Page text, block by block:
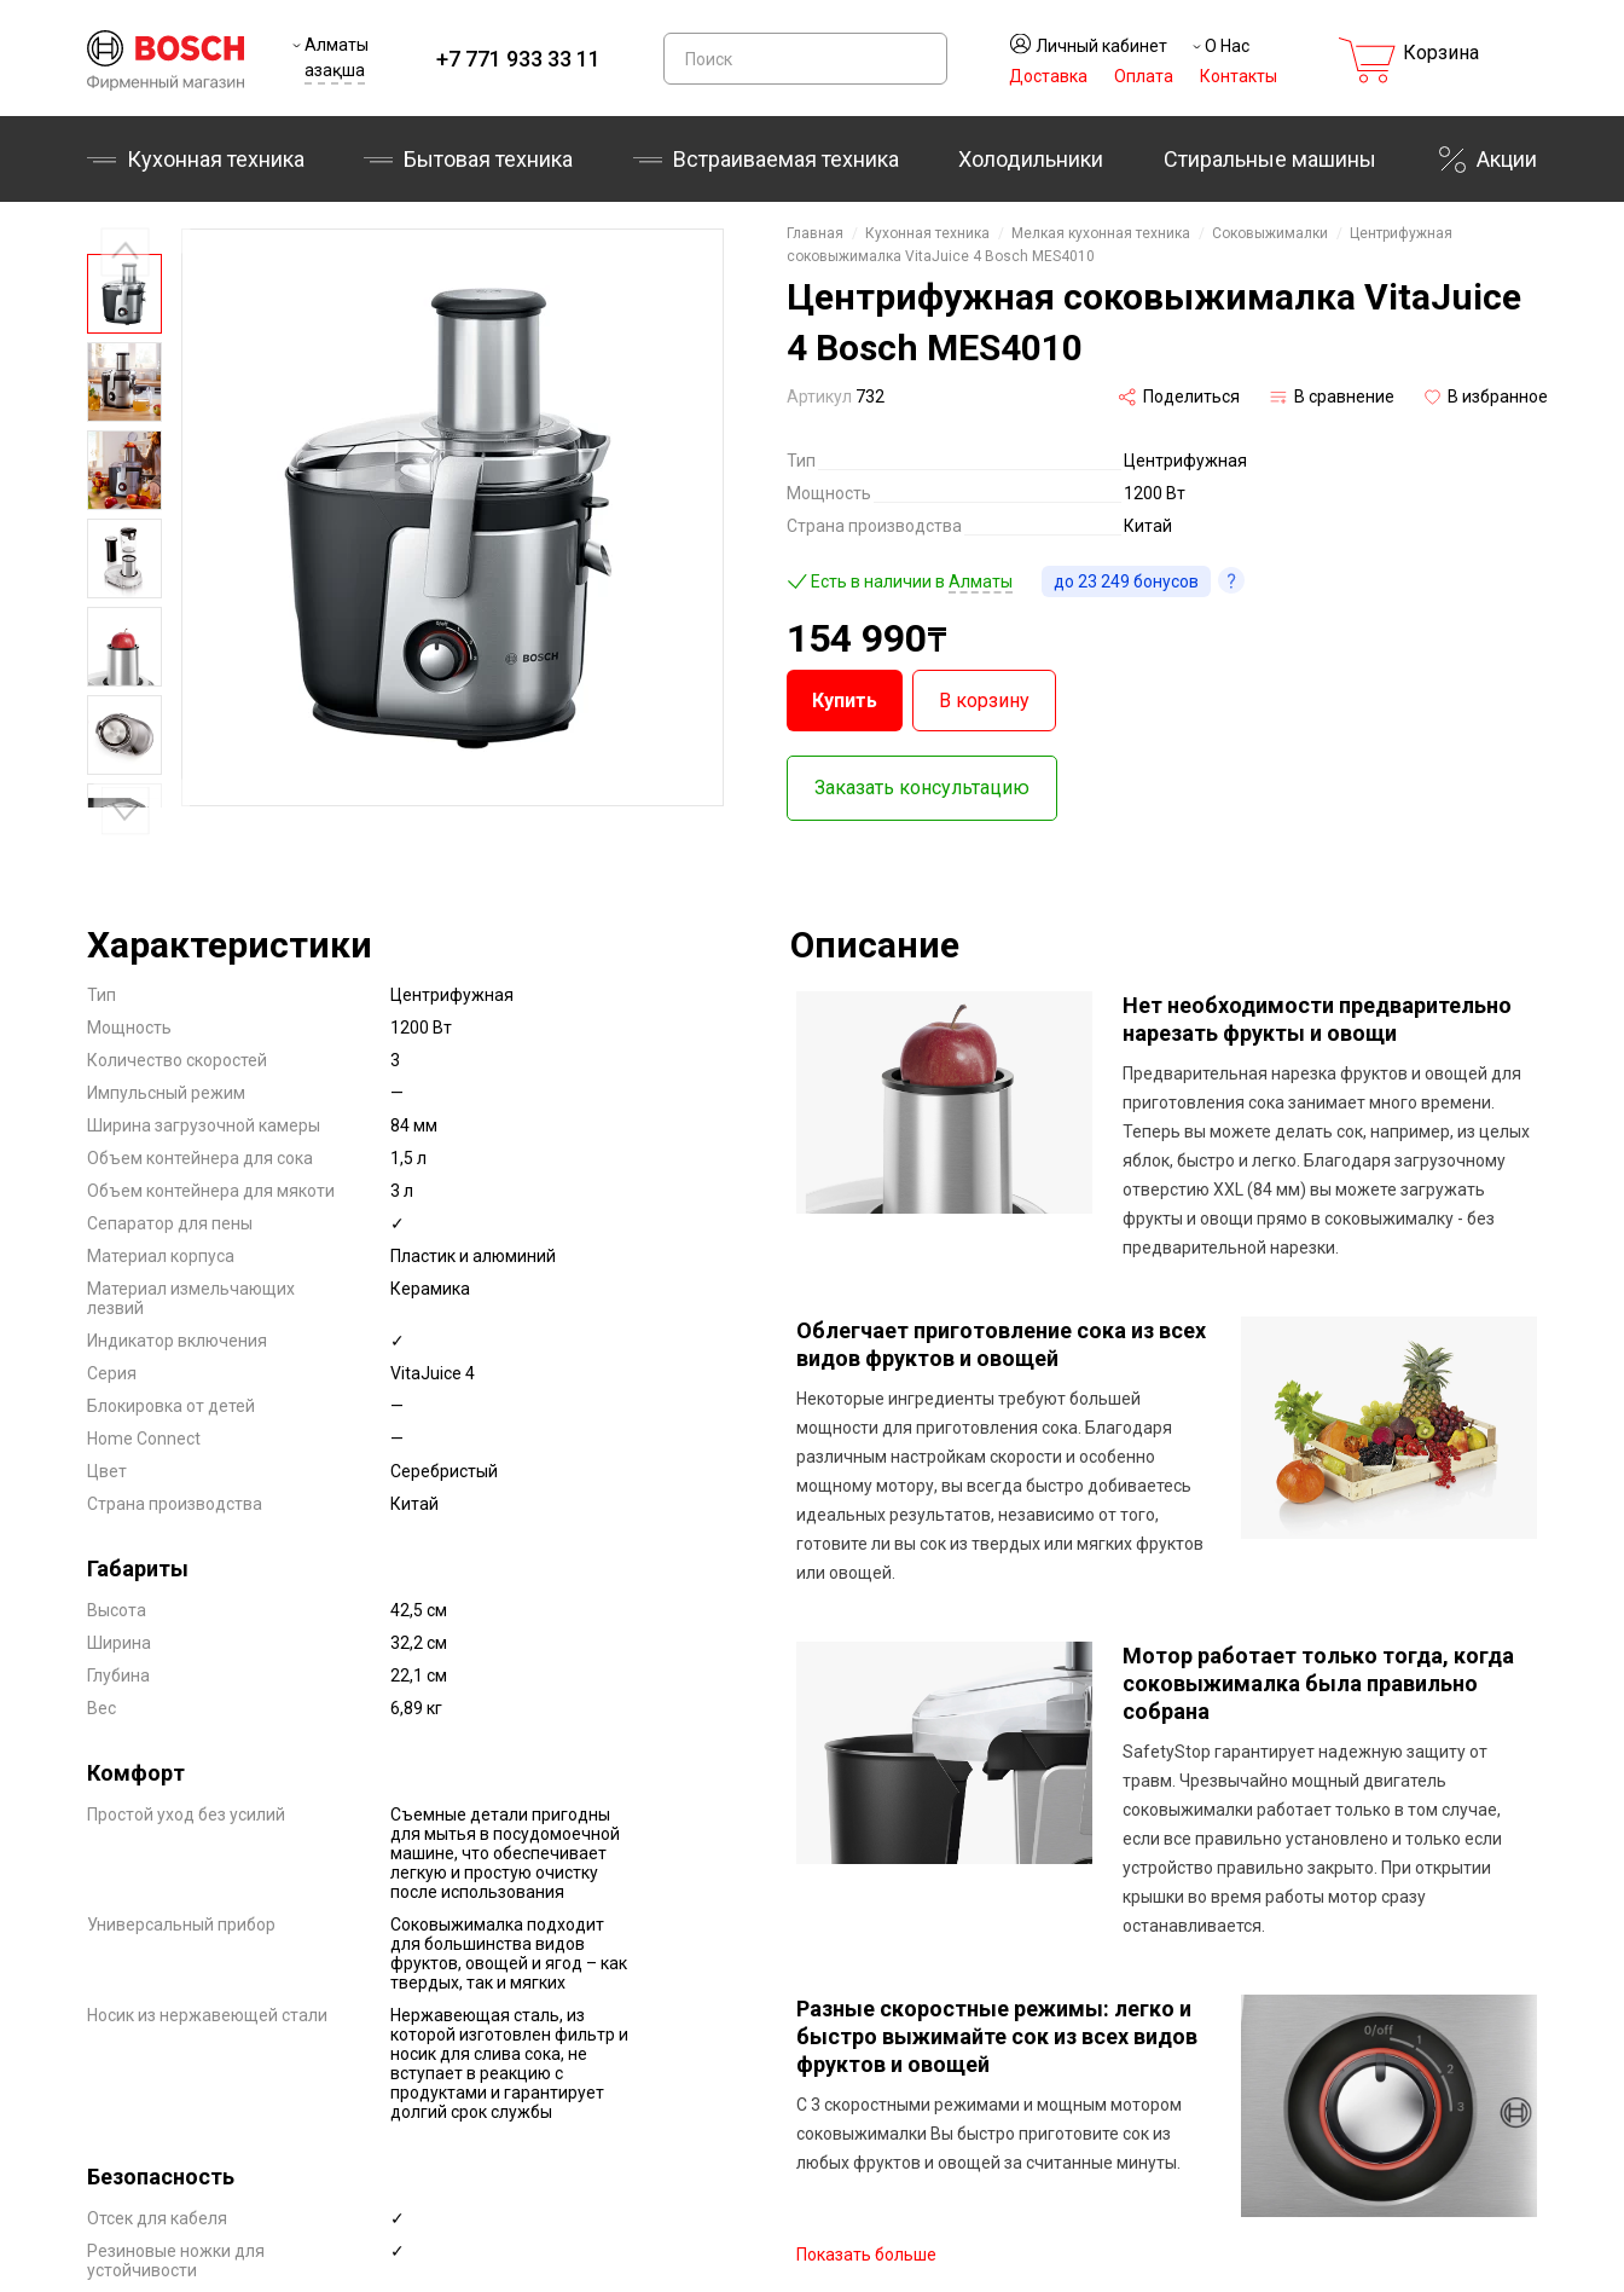
Алматы
Қазақша
+7 771 933 33 11
Личный кабинет
О Нас
Доставка
Оплата Контакты
Корзина
Кухонная техника Бытовая техника Холодильники Стиральные машины
Встраиваемая техника Акции
Главная Кухонная техника Мелкая кухонная техника Соковыжималки
Центрифужная
соковыжималка VitaJuice 4 Bosch MES4010
Центрифужная соковыжималка VitaJuice
4 Bosch MES4010
Артикул 732 Поделиться В сравнение В избранное
Тип
Центрифужная
Мощность
1200 Вт
Страна производства
Китай
Есть в наличии в Алматы до 23 249 бонусов
₸
154 990₸
Купить В корзину
Заказать консультацию
Характеристики
Тип
Центрифужная
Мощность
1200 Вт
Количество скоростей
3
Импульсный режим
—
Ширина загрузочной камеры
84 мм
Объем контейнера для сока
1,5 л
Объем контейнера для мякоти
3 л
Сепаратор для пены
✓
Материал корпуса
Пластик и алюминий
Материал измельчающих
лезвий
Керамика
Индикатор включения
✓
Серия
VitaJuice 4
Блокировка от детей
—
Home Connect
—
Цвет
Серебристый
Страна производства
Китай
Габариты
Высота
42,5 см
Ширина
32,2 см
Глубина
22,1 см
Вес
6,89 кг
Комфорт
Простой уход без усилий
Съемные детали пригодны
для мытья в посудомоечной
машине, что обеспечивает
легкую и простую очистку
после использования
Универсальный прибор
Соковыжималка подходит
для большинства видов
фруктов, овощей и ягод – как
твердых, так и мягких
Носик из нержавеющей стали
Нержавеющая сталь, из
которой изготовлен фильтр и
носик для слива сока, не
вступает в реакцию с
продуктами и гарантирует
долгий срок службы
Безопасность
Отсек для кабеля
✓
Резиновые ножки для
устойчивости
✓
Описание
Нет необходимости предварительно
нарезать фрукты и овощи
Предварительная нарезка фруктов и овощей для
приготовления сока занимает много времени.
Теперь вы можете делать сок, например, из целых
яблок, быстро и легко. Благодаря загрузочному
отверстию XXL (84 мм) вы можете загружать
фрукты и овощи прямо в соковыжималку - без
предварительной нарезки.
Облегчает приготовление сока из всех
видов фруктов и овощей
Некоторые ингредиенты требуют большей
мощности для приготовления сока. Благодаря
различным настройкам скорости и особенно
мощному мотору, вы всегда быстро добиваетесь
идеальных результатов, независимо от того,
готовите ли вы сок из твердых или мягких фруктов
или овощей.
Мотор работает только тогда, когда
соковыжималка была правильно
собрана
SafetyStop гарантирует надежную защиту от
травм. Чрезвычайно мощный двигатель
соковыжималки работает только в том случае,
если все правильно установлено и только если
устройство правильно закрыто. При открытии
крышки во время работы мотор сразу
останавливается.
Разные скоростные режимы: легко и
быстро выжимайте сок из всех видов
фруктов и овощей
С 3 скоростными режимами и мощным мотором
соковыжималки Вы быстро приготовите сок из
любых фруктов и овощей за считанные минуты.
Показать больше